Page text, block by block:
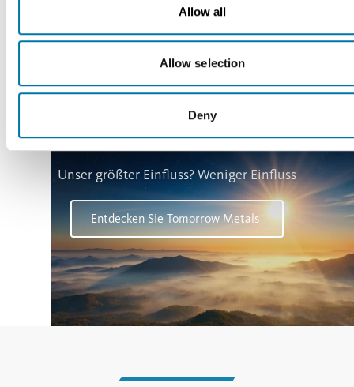
Allow all
Allow selection
Deny
Unser größter Einfluss? Weniger Einfluss
Entdecken Sie Tomorrow Metals